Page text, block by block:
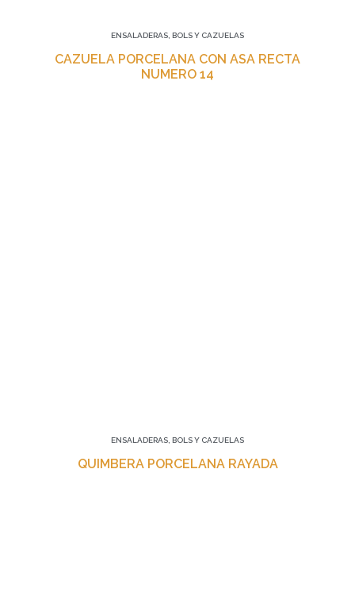
ENSALADERAS, BOLS Y CAZUELAS
CAZUELA PORCELANA CON ASA RECTA
NUMERO 14
ENSALADERAS, BOLS Y CAZUELAS
QUIMBERA PORCELANA RAYADA